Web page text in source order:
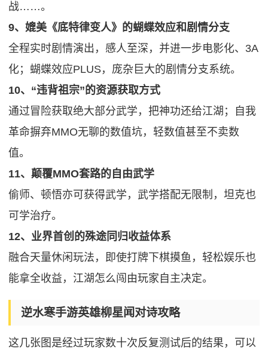
战……。
9、媲美《底特律变人》的蝴蝶效应和剧情分支
全程实时剧情演出，感人至深，并进一步电影化、3A
化；蝴蝶效应PLUS，庞杂巨大的剧情分支系统。
10、“违背祖宗”的资源获取方式
通过冒险获取绝大部分武学，把神功还给江湖；自我
革命摒弃MMO无聊的数值坑，轻数值甚至不卖数
值。
11、颠覆MMO套路的自由武学
偷师、顿悟亦可获得武学，武学搭配无限制，坦克也
可学治疗。
12、业界首创的殊途同归收益体系
融合天量休闲玩法，即使打牌下棋摸鱼，轻松娱乐也
能拿全收益，江湖怎么闯由玩家自主决定。
逆水寒手游英雄柳星闻对诗攻略
这几张图是经过玩家数十次反复测试后的结果，可以